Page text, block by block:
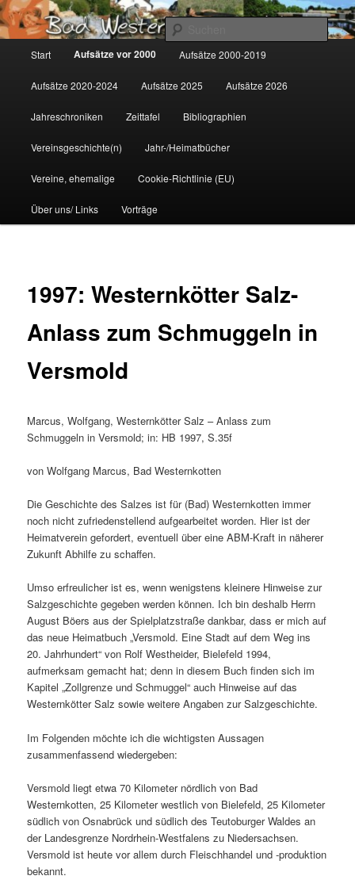
Zum
primären
Inhalt
springen
Gemeinsam für Bad Westernkotten
Start Aufsätze vor 2000 Aufsätze 2000-2019
Aufsätze 2020-2024 Aufsätze 2025 Aufsätze 2026
Jahreschroniken Zeittafel Bibliographien
Vereinsgeschichte(n) Jahr-/Heimatbücher
Vereine, ehemalige Cookie-Richtlinie (EU)
Über uns/ Links Vorträge
1997: Westernkötter Salz-
Anlass zum Schmuggeln in
Versmold
Marcus, Wolfgang, Westernkötter Salz – Anlass zum
Schmuggeln in Versmold; in: HB 1997, S.35f
von Wolfgang Marcus, Bad Westernkotten
Die Geschichte des Salzes ist für (Bad) Westernkotten immer
noch nicht zufriedenstellend aufgearbeitet worden. Hier ist der
Heimatverein gefordert, eventuell über eine ABM-Kraft in näherer
Zukunft Abhilfe zu schaffen.
Umso erfreulicher ist es, wenn wenigstens kleinere Hinweise zur
Salzgeschichte gegeben werden können. Ich bin deshalb Herrn
August Böers aus der Spielplatzstraße dankbar, dass er mich auf
das neue Heimatbuch „Versmold. Eine Stadt auf dem Weg ins
20. Jahrhundert“ von Rolf Westheider, Bielefeld 1994,
aufmerksam gemacht hat; denn in diesem Buch finden sich im
Kapitel „Zollgrenze und Schmuggel“ auch Hinweise auf das
Westernkötter Salz sowie weitere Angaben zur Salzgeschichte.
Im Folgenden möchte ich die wichtigsten Aussagen
zusammenfassend wiedergeben:
Versmold liegt etwa 70 Kilometer nördlich von Bad
Westernkotten, 25 Kilometer westlich von Bielefeld, 25 Kilometer
südlich von Osnabrück und südlich des Teutoburger Waldes an
der Landesgrenze Nordrhein-Westfalens zu Niedersachsen.
Versmold ist heute vor allem durch Fleischhandel und -produktion
bekannt.